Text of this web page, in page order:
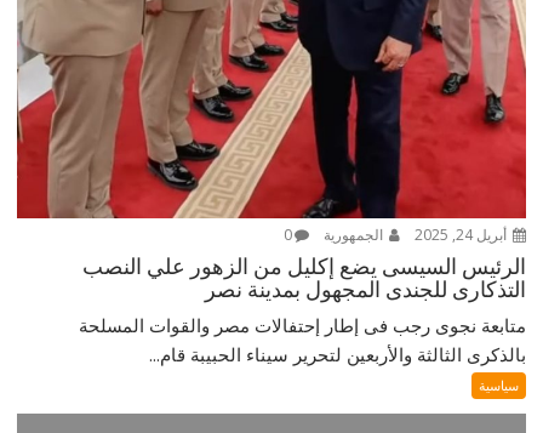
أبريل 24, 2025 الجمهورية 0
الرئيس السيسى يضع إكليل من الزهور علي النصب
التذكارى للجندى المجهول بمدينة نصر
متابعة نجوى رجب فى إطار إحتفالات مصر والقوات المسلحة
بالذكرى الثالثة والأربعين لتحرير سيناء الحبيبة قام...
سياسية